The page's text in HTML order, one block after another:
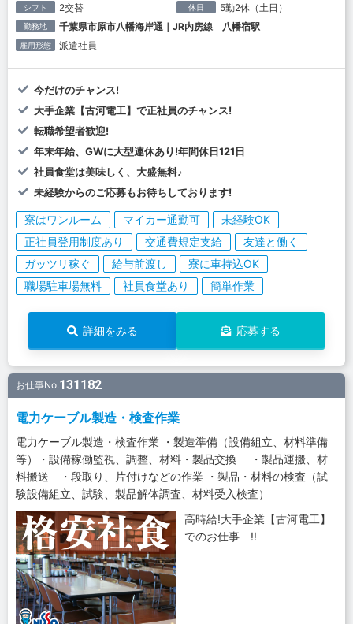
シフト 2交替 休日 5勤2休（土日）
勤務地 千葉県市原市八幡海岸通｜JR内房線 八幡宿駅
雇用形態 派遣社員
今だけのチャンス!
大手企業【古河電工】で正社員のチャンス!
転職希望者歓迎!
年末年始、GWに大型連休あり!年間休日121日
社員食堂は美味しく、大盛無料♪
未経験からのご応募もお待ちしております!
寮はワンルーム マイカー通勤可
未経験OK
正社員登用制度あり
交通費規定支給
友達と働く
ガッツリ稼ぐ
給与前渡し
寮に車持込OK
職場駐車場無料
社員食堂あり 簡単作業
詳細をみる 応募する
お仕事No.131182
電力ケーブル製造・検査作業
電力ケーブル製造・検査作業 ・製造準備（設備組立、材料準備
等）・設備稼働監視、調整、材料・製品交換 ・製品運搬、材
料搬送 ・段取り、片付けなどの作業 ・製品・材料の検査（試
験設備組立、試験、製品解体調査、材料受入検査）
高時給!大手企業【古河電工】
でのお仕事 !!